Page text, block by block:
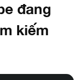
đang
kiếm